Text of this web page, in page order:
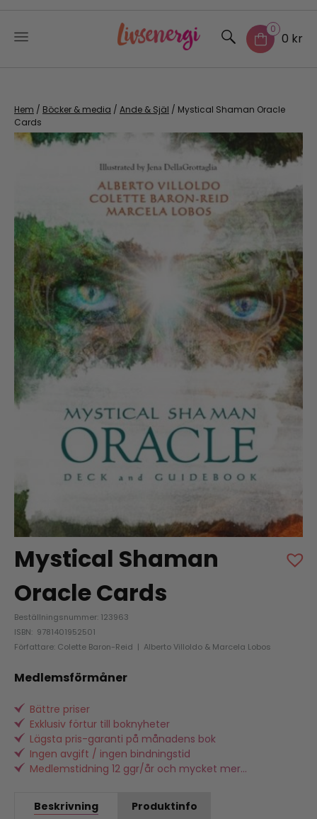
content
0
0 kr
Hem / Böcker & media / Ande & Själ / Mystical Shaman Oracle
Cards
Mystical Shaman
Oracle Cards
Beställningsnummer: 123963
ISBN: 9781401952501
Författare: Colette Baron-Reid | Alberto Villoldo & Marcela Lobos
Medlemsförmåner
Bättre priser
Exklusiv förtur till boknyheter
Lägsta pris-garanti på månadens bok
Ingen avgift / ingen bindningstid
Medlemstidning 12 ggr/år och mycket mer...
Beskrivning Produktinfo